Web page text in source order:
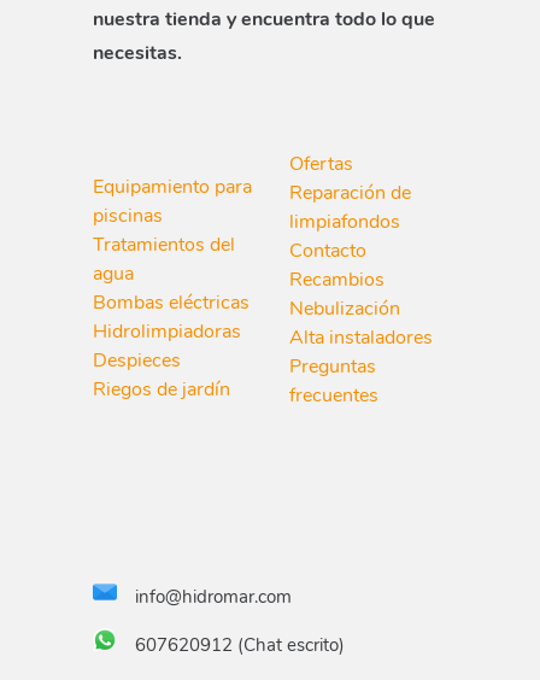
nuestra tienda y encuentra todo lo que
necesitas.
Equipamiento para
piscinas
Tratamientos del
agua
Bombas eléctricas
Hidrolimpiadoras
Despieces
Riegos de jardín
Ofertas
Reparación de
limpiafondos
Contacto
Recambios
Nebulización
Alta instaladores
Preguntas
frecuentes
info@hidromar.com
607620912 (Chat escrito)